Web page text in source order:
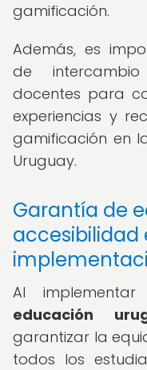
gamificación.
Además, es
de
docentes para
experiencias y
gamificación en
Uruguay.
Garantía de
accesibilidad
Al
educación
garantizar la
todos los